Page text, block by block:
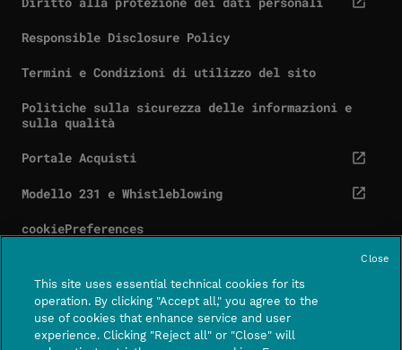
cta.screenReaderExternal
Responsible Disclosure Policy
Termini e Condizioni di utilizzo del sito
Politiche sulla sicurezza delle informazioni e
sulla qualità
Portale Acquisti
cta.screenReaderExternal
Modello 231 e Whistleblowing
cta.screenReaderExternal
cookiePreferences
Contatti Centro assistenza
This site uses essential technical cookies for its
operation. By clicking "Accept all," you agree to the
use of cookies that enhance service and user
experience. Clicking "Reject all" or "Close" will
Close